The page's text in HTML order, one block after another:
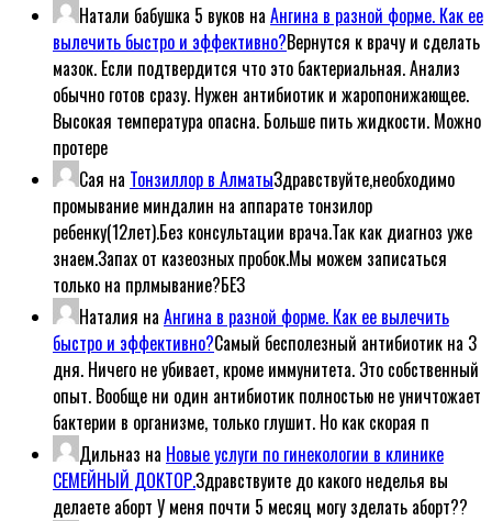
Натали бабушка 5 вуков на Ангина в разной форме. Как ее
вылечить быстро и эффективно?Вернутся к врачу и сделать
мазок. Если подтвердится что это бактериальная. Анализ
обычно готов сразу. Нужен антибиотик и жаропонижающее.
Высокая температура опасна. Больше пить жидкости. Можно
протере
Сая на Тонзиллор в АлматыЗдравствуйте,необходимо
промывание миндалин на аппарате тонзилор
ребенку(12лет).Без консультации врача.Так как диагноз уже
знаем.Запах от казеозных пробок.Мы можем записаться
только на прлмывание?БЕЗ
Наталия на Ангина в разной форме. Как ее вылечить
быстро и эффективно?Самый бесполезный антибиотик на 3
дня. Ничего не убивает, кроме иммунитета. Это собственный
опыт. Вообще ни один антибиотик полностью не уничтожает
бактерии в организме, только глушит. Но как скорая п
Дильназ на Новые услуги по гинекологии в клинике
СЕМЕЙНЫЙ ДОКТОР.Здравствуите до какого неделья вы
делаете аборт У меня почти 5 месяц могу зделать аборт??